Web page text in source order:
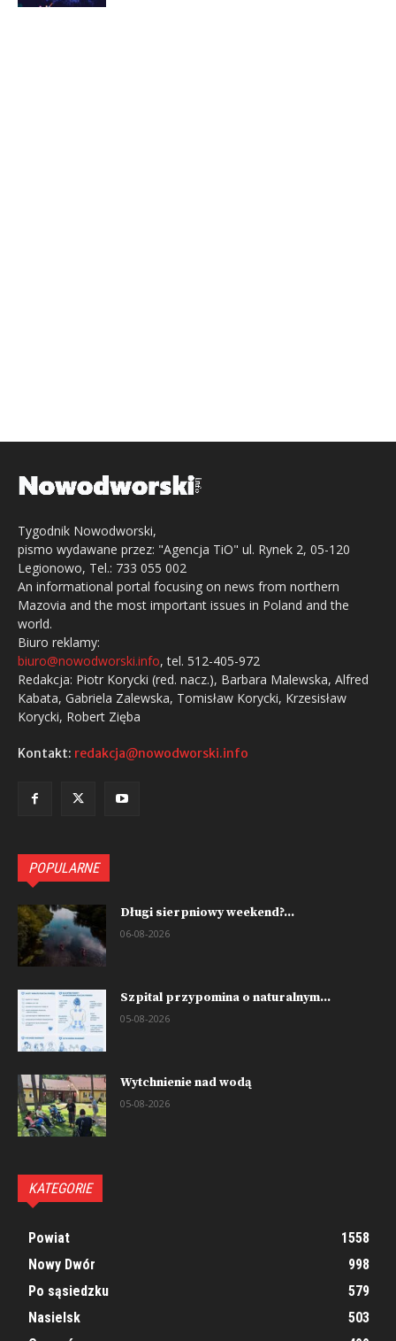
Tygodnik Nowodworski,
pismo wydawane przez: "Agencja TiO" ul. Rynek 2, 05-120
Legionowo, Tel.: 733 055 002
An informational portal focusing on news from northern
Mazovia and the most important issues in Poland and the
world.
Biuro reklamy:
biuro@nowodworski.info, tel. 512-405-972
Redakcja: Piotr Korycki (red. nacz.), Barbara Malewska, Alfred
Kabata, Gabriela Zalewska, Tomisław Korycki, Krzesisław
Korycki, Robert Zięba
Kontakt: redakcja@nowodworski.info
POPULARNE
Długi sierpniowy weekend?...
06-08-2026
Szpital przypomina o naturalnym...
05-08-2026
Wytchnienie nad wodą
05-08-2026
KATEGORIE
Powiat
1558
Nowy Dwór
998
Po sąsiedzku
579
Nasielsk
503